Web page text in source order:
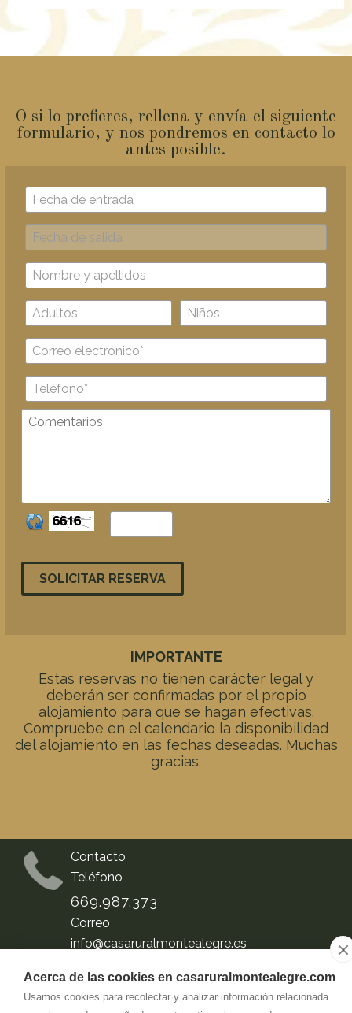
Acerca de las cookies en casaruralmontealegre.com
Usamos cookies para recolectar y analizar información relacionada
O si lo prefieres, rellena y envía el siguiente
formulario, y nos pondremos en contacto lo
antes posible.
SOLICITAR RESERVA
IMPORTANTE
Estas reservas no tienen carácter legal y
deberán ser confirmadas por el propio
alojamiento para que se hagan efectivas.
Compruebe en el calendario la disponibilidad
del alojamiento en las fechas deseadas. Muchas
gracias.
Contacto
Teléfono
669.987.373
Correo
info@casaruralmontealegre.es
Dirección